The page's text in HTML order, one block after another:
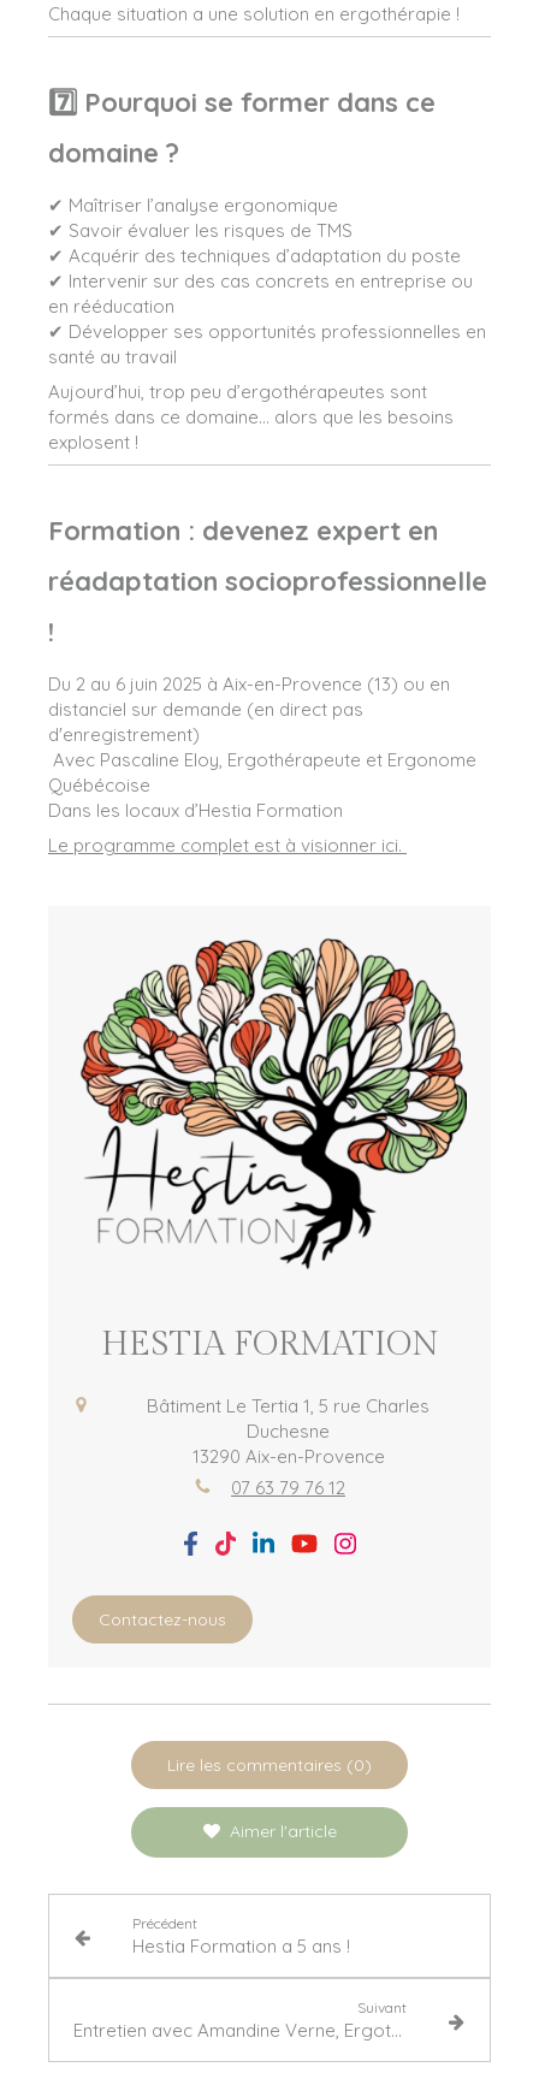
Chaque situation a une solution en ergothérapie !
7️⃣ Pourquoi se former dans ce
domaine ?
✔ Maîtriser l’analyse ergonomique
✔ Savoir évaluer les risques de TMS
✔ Acquérir des techniques d’adaptation du poste
✔ Intervenir sur des cas concrets en entreprise ou
en rééducation
✔ Développer ses opportunités professionnelles en
santé au travail
Aujourd’hui, trop peu d’ergothérapeutes sont
formés dans ce domaine… alors que les besoins
explosent !
Formation : devenez expert en
réadaptation socioprofessionnelle
!
Du 2 au 6 juin 2025 à Aix-en-Provence (13) ou en
distanciel sur demande (en direct pas
d'enregistrement)
‍ Avec Pascaline Eloy, Ergothérapeute et Ergonome
Québécoise
Dans les locaux d’Hestia Formation
Le programme complet est à visionner ici.
HESTIA FORMATION
Bâtiment Le Tertia 1, 5 rue Charles
Duchesne
13290 Aix-en-Provence
07 63 79 76 12
Contactez-nous
Lire les commentaires (0)
Aimer l'article
Précédent
Hestia Formation a 5 ans !
Suivant
Entretien avec Amandine Verne, Ergothérapeute et Responsable d'Hestia Formation